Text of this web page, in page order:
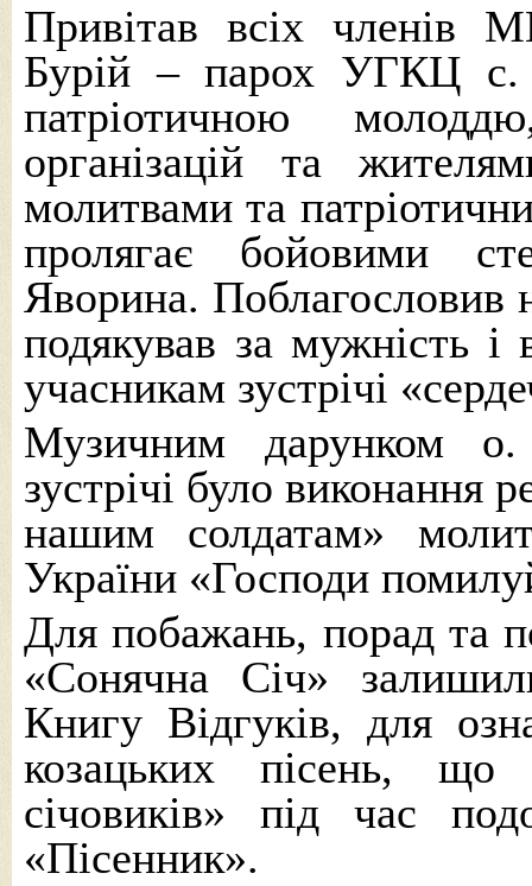
Привітав всіх членів
Бурій – парох УГКЦ с.
патріотичною
організацій та
молитвами та
пролягає бойовими
Яворина. Поблагословив
подякував за мужність і
учасникам зустрічі
Музичним дарунком о.
зустрічі було виконання
нашим солдатам»
України «Господи
Для побажань, порад та
«Сонячна Січ»
Книгу Відгуків, для
козацьких пісень, що
січовиків» під час
«Пісенник».